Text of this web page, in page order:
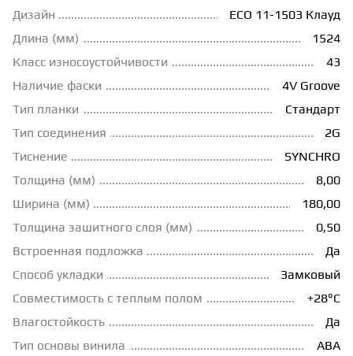
НАЛИВНОЙ ПОЛ
ГРУНТОВКИ
ТЕПЛЫЙ ПОЛ
ТЕРМОПАРКЕТ
МАССИВНАЯ ДОСКА
Дизайн
ECO 11-1503 Клауд
Длина (мм)
1524
Класс износоустойчивости
43
Наличие фаски
4V Groove
Тип планки
Стандарт
Тип соединения
2G
Тиснение
SYNCHRO
Толщина (мм)
8,00
Ширина (мм)
180,00
Толщина зашитного слоя (мм)
0,50
Встроенная подложка
Да
Способ укладки
Замковый
Совместимость с теплым полом
+28°С
Влагостойкость
Да
Тип основы винила
ABA